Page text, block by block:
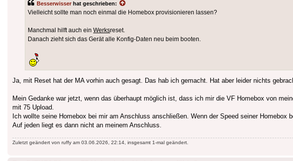
Besserwisser hat geschrieben:
Vielleicht sollte man noch einmal die Homebox provisionieren lassen?
Manchmal hilft auch ein Werksreset.
Danach zieht sich das Gerät alle Konfig-Daten neu beim booten.
Ja, mit Reset hat der MA vorhin auch gesagt. Das hab ich gemacht. Hat aber leider nichts
Mein Gedanke war jetzt, wenn das überhaupt möglich ist, dass ich mir die VF Homebox von
mit 75 Upload.
Ich wollte seine Homebox bei mir am Anschluss anschließen. Wenn der Speed seiner
Auf jeden liegt es dann nicht an meinem Anschluss.
Zuletzt geändert von ruffy am 03.06.2026, 22:14, insgesamt 1-mal geändert.